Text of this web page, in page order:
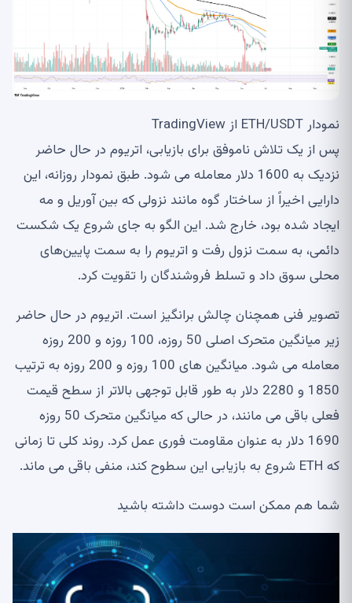
نمودار ETH/USDT از TradingView
پس از یک تلاش ناموفق برای بازیابی، اتریوم در حال حاضر
نزدیک به 1600 دلار معامله می شود. طبق نمودار روزانه، این
دارایی اخیراً از ساختار گوه مانند نزولی که بین آوریل و مه
ایجاد شده بود، خارج شد. این الگو به جای شروع یک شکست
دائمی، به سمت نزول رفت و اتریوم را به سمت پایین‌های
محلی سوق داد و تسلط فروشندگان را تقویت کرد.
تصویر فنی همچنان چالش برانگیز است. اتریوم در حال حاضر
زیر میانگین متحرک اصلی 50 روزه، 100 روزه و 200 روزه
معامله می شود. میانگین های 100 روزه و 200 روزه به ترتیب
1850 و 2280 دلار به طور قابل توجهی بالاتر از سطح قیمت
فعلی باقی می مانند، در حالی که میانگین متحرک 50 روزه
1690 دلار به عنوان مقاومت فوری عمل کرد. روند کلی تا زمانی
که ETH شروع به بازیابی این سطوح کند، منفی باقی می ماند.
شما هم ممکن است دوست داشته باشید